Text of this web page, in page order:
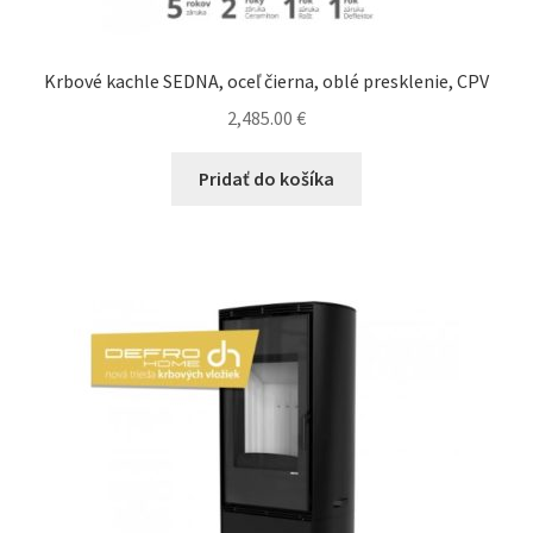
Krbové kachle SEDNA, oceľ čierna, oblé presklenie, CPV
2,485.00 €
Pridať do košíka